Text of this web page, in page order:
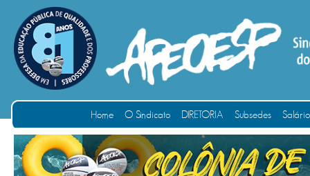
Home O Sindicato DIRETORIA Subsedes